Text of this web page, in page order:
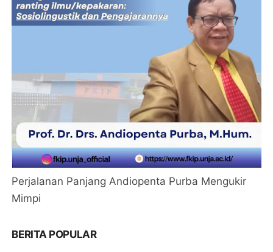
Perjalanan Panjang Andiopenta Purba Mengukir
Mimpi
BERITA POPULAR